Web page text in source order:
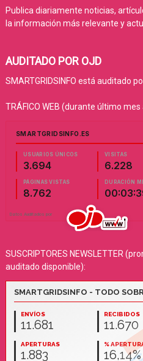
Publica diariamente noticias,
la información más relevante y
AUDITADO POR OJD
SMARTGRIDSINFO está auditado
TRÁFICO WEB (durante último
SUSCRIPTORES NEWSLETTER
auditado disponible):